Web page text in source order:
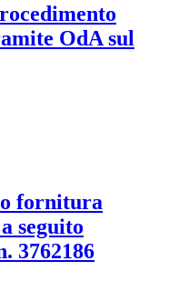
OdA sul
fornitura
seguito
3762186